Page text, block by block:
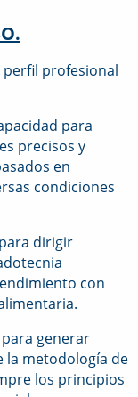
profesional
para
precisos y
en
condiciones
dirigir
con
generar
la metodología de
los principios